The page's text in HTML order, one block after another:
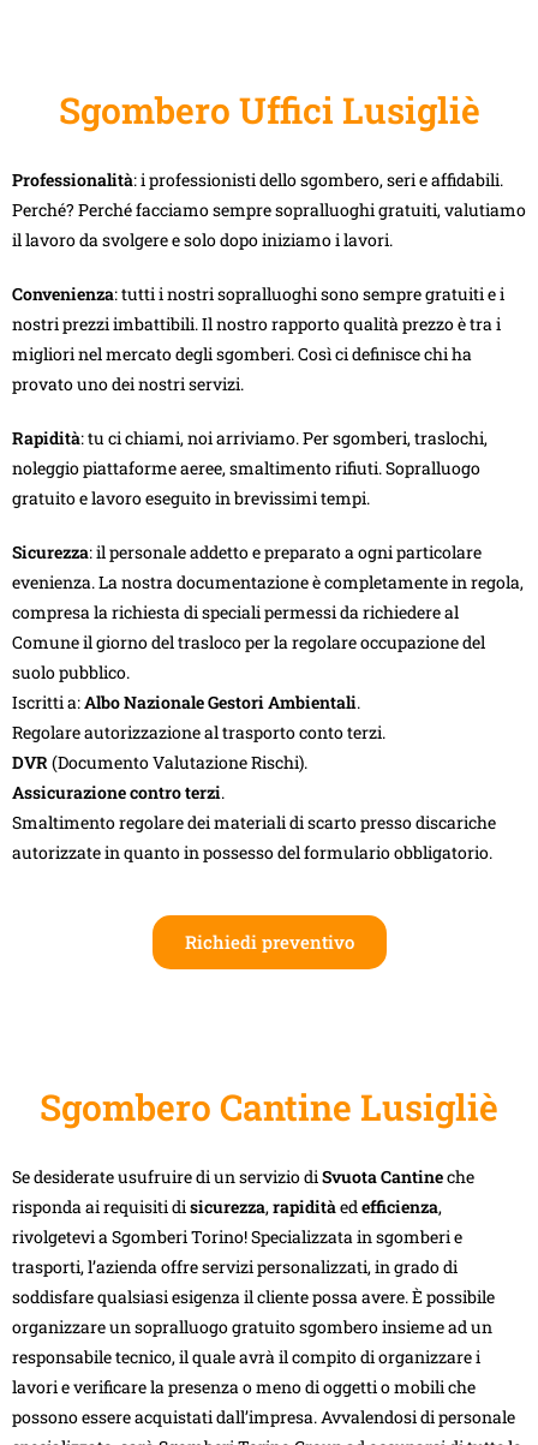
Sgombero Uffici Lusigliè
Professionalità: i professionisti dello sgombero, seri e affidabili.
Perché? Perché facciamo sempre sopralluoghi gratuiti, valutiamo
il lavoro da svolgere e solo dopo iniziamo i lavori.
Convenienza: tutti i nostri sopralluoghi sono sempre gratuiti e i
nostri prezzi imbattibili. Il nostro rapporto qualità prezzo è tra i
migliori nel mercato degli sgomberi. Così ci definisce chi ha
provato uno dei nostri servizi.
Rapidità: tu ci chiami, noi arriviamo. Per sgomberi, traslochi,
noleggio piattaforme aeree, smaltimento rifiuti. Sopralluogo
gratuito e lavoro eseguito in brevissimi tempi.
Sicurezza: il personale addetto e preparato a ogni particolare
evenienza. La nostra documentazione è completamente in regola,
compresa la richiesta di speciali permessi da richiedere al
Comune il giorno del trasloco per la regolare occupazione del
suolo pubblico.
Iscritti a:Albo Nazionale Gestori Ambientali.
Regolare autorizzazione al trasporto conto terzi.
DVR(Documento Valutazione Rischi).
Assicurazione contro terzi.
Smaltimento regolare dei materiali di scarto presso discariche
autorizzate in quanto in possesso del formulario obbligatorio.
Richiedi preventivo
Sgombero Cantine Lusigliè
Se desiderate usufruire di un servizio diSvuota Cantineche
risponda ai requisiti disicurezza,rapiditàedefficienza,
rivolgetevi a Sgomberi Torino! Specializzata in sgomberi e
trasporti, l’azienda offre servizi personalizzati, in grado di
soddisfare qualsiasi esigenza il cliente possa avere. È possibile
organizzare un sopralluogo gratuito sgombero insieme ad un
responsabile tecnico, il quale avrà il compito di organizzare i
lavori e verificare la presenza o meno di oggetti o mobili che
possono essere acquistati dall’impresa. Avvalendosi di personale